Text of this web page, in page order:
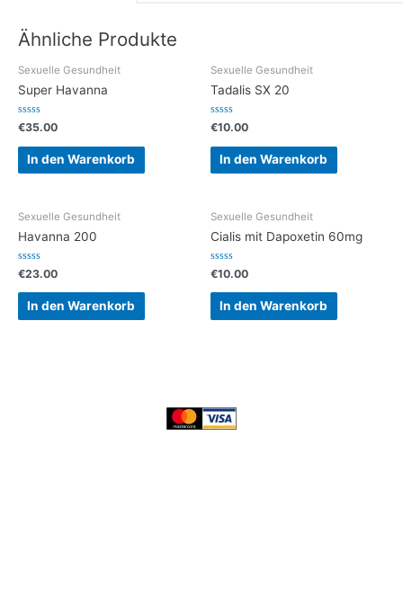
Ähnliche Produkte
Sexuelle Gesundheit
Super Havanna
Bewertet
mit
0
von
€35.00
In den Warenkorb
Sexuelle Gesundheit
Tadalis SX 20
Bewertet
mit
0
von
€10.00
In den Warenkorb
Sexuelle Gesundheit
Havanna 200
Bewertet
mit
0
von
€23.00
In den Warenkorb
Sexuelle Gesundheit
Cialis mit Dapoxetin 60mg
Bewertet
mit
0
von
€10.00
In den Warenkorb